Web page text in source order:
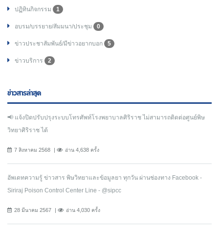
ปฏิทินกิจกรรม 1
อบรม/บรรยาย/สัมมนา/ประชุม 0
ข่าวประชาสัมพันธ์/มีข่าวอยากบอก 5
ข่าวบริการ 2
ข่าวสารล่าสุด
📢 แจ้งปิดปรับปรุงระบบโทรศัพท์โรงพยาบาลศิริราช ไม่สามารถติดต่อศูนย์พิษ
วิทยาศิริราช ได้
7 สิงหาคม 2568 อ่าน 4,638 ครั้ง
อัพเดทความรู้ ข่าวสาร พิษวิทยาและข้อมูลยา ทุกวัน ผ่านช่องทาง Facebook -
Siriraj Poison Control Center Line - @sipcc
28 มีนาคม 2567 อ่าน 4,030 ครั้ง